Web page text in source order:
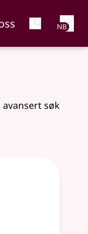
NB
avansert søk